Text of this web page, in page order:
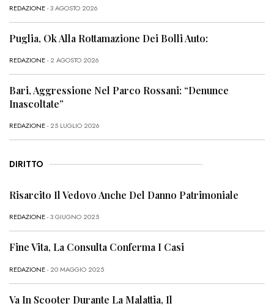
REDAZIONE- 3 AGOSTO 2026
Puglia, Ok Alla Rottamazione Dei Bolli Auto:
REDAZIONE- 2 AGOSTO 2026
Bari, Aggressione Nel Parco Rossani: “Denunce
Inascoltate”
REDAZIONE- 25 LUGLIO 2026
DIRITTO
Risarcito Il Vedovo Anche Del Danno Patrimoniale
REDAZIONE- 3 GIUGNO 2025
Fine Vita, La Consulta Conferma I Casi
REDAZIONE- 20 MAGGIO 2025
Va In Scooter Durante La Malattia, Il